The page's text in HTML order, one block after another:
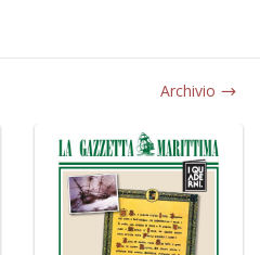
Archivio